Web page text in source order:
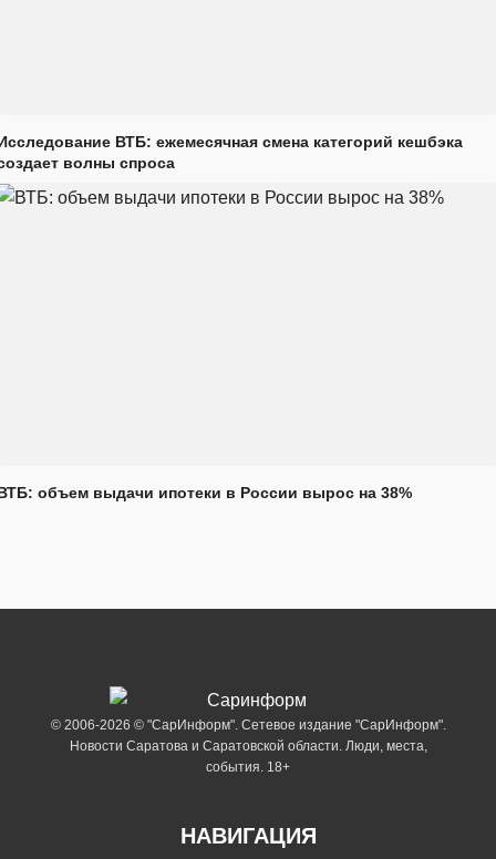
ВТБ: ежемесячная смена категорий кешбэка
волны спроса
объем выдачи ипотеки в России вырос на 38%
© 2006-2026 © "СарИнформ". Сетевое издание "СарИнформ".
Новости Саратова и Саратовской области. Люди, места,
события. 18+
НАВИГАЦИЯ